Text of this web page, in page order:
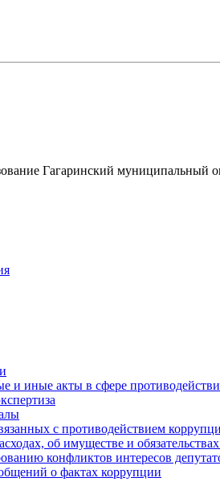
Гагаринский муниципальный
и иные акты в сфере
с противодействием
об имуществе и
конфликтов интересов
о фактах коррупции